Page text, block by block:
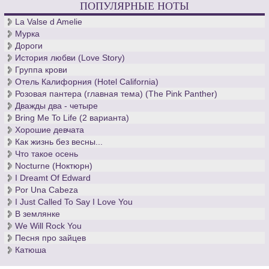
десятилетия кантор церкви св. Фомы, - вечен.
ПОПУЛЯРНЫЕ НОТЫ
La Valse d Amelie
Мурка
Дороги
История любви (Love Story)
Группа крови
Отель Калифорния (Hotel California)
Розовая пантера (главная тема) (The Pink Panther)
Дважды два - четыре
Bring Me To Life (2 варианта)
Хорошие девчата
Как жизнь без весны...
Что такое осень
Nocturne (Ноктюрн)
I Dreamt Of Edward
Por Una Cabeza
I Just Called To Say I Love You
В землянке
We Will Rock You
Песня про зайцев
Катюша